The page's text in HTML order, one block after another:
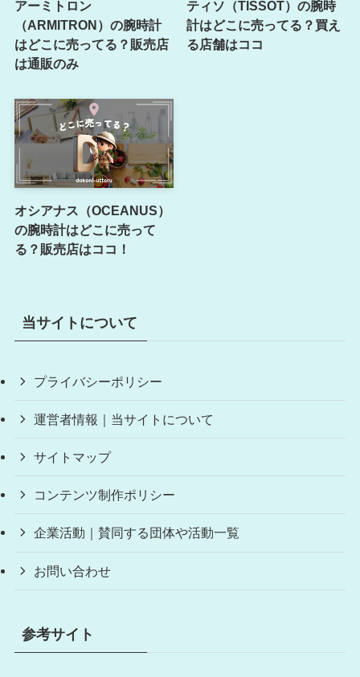
アーミトロン
（ARMITRON）の腕時計
はどこに売ってる？販売店
は通販のみ
ティソ（TISSOT）の腕時
計はどこに売ってる？買え
る店舗はココ
オシアナス（OCEANUS）
の腕時計はどこに売って
る？販売店はココ！
当サイトについて
プライバシーポリシー
運営者情報｜当サイトについて
サイトマップ
コンテンツ制作ポリシー
企業活動｜賛同する団体や活動一覧
お問い合わせ
参考サイト